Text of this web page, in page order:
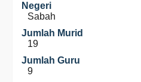
Negeri
Sabah
Jumlah Murid
19
Jumlah Guru
9